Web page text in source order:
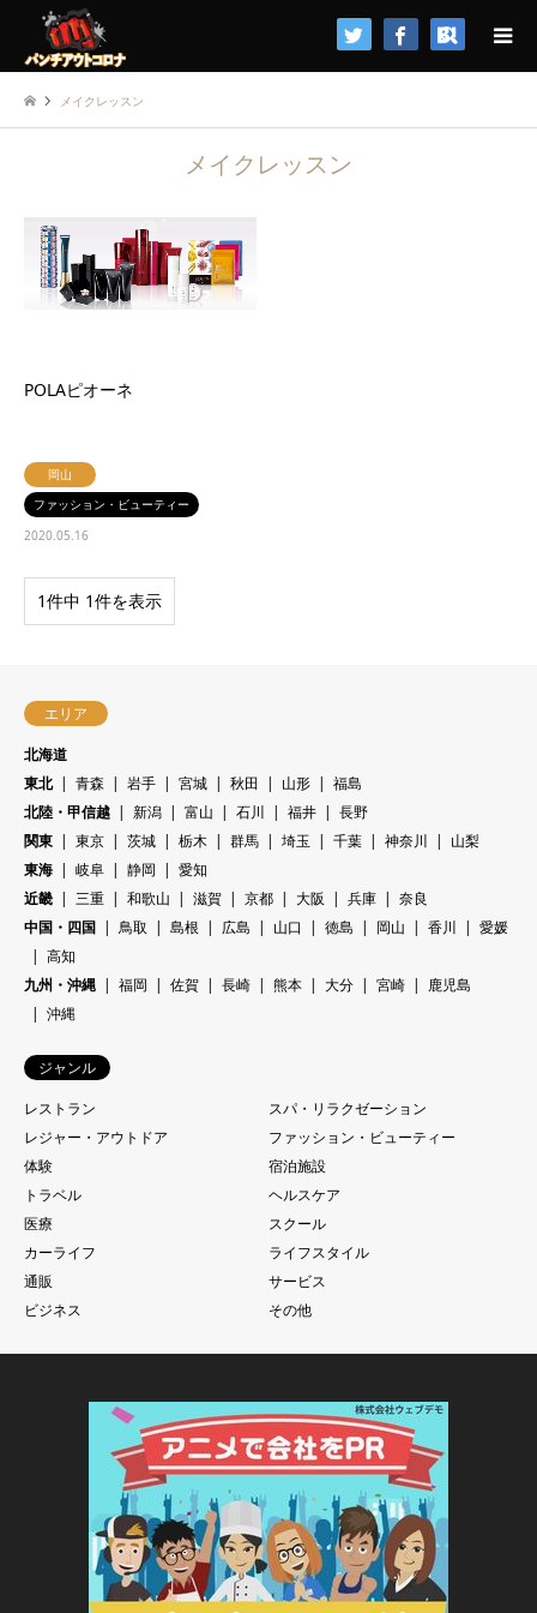
検索
メイクレッスン
メイクレッスン
POLAピオーネ
岡山
ファッション・ビューティー
2020.05.16
1件中 1件を表示
エリア
北海道
東北
青森 岩手 宮城 秋田 山形
福島
北陸・甲信越
新潟 富山 石川 福井
長野
関東
東京 茨城 栃木 群馬 埼玉 千葉 神奈川
山梨
東海
岐阜 静岡
愛知
近畿
三重 和歌山 滋賀 京都 大阪 兵庫
奈良
中国・四国
鳥取 島根 広島 山口 徳島 岡山 香川
愛媛
高知
九州・沖縄
福岡 佐賀 長崎 熊本 大分 宮崎
鹿児島
沖縄
ジャンル
レストラン
スパ・リラクゼーション
レジャー・アウトドア
ファッション・ビューティー
体験
宿泊施設
トラベル
ヘルスケア
医療
スクール
カーライフ
ライフスタイル
通販
サービス
ビジネス
その他